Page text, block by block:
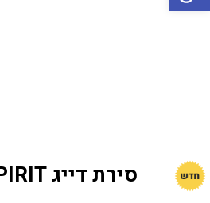
סירת דייג BLUE SPIRIT